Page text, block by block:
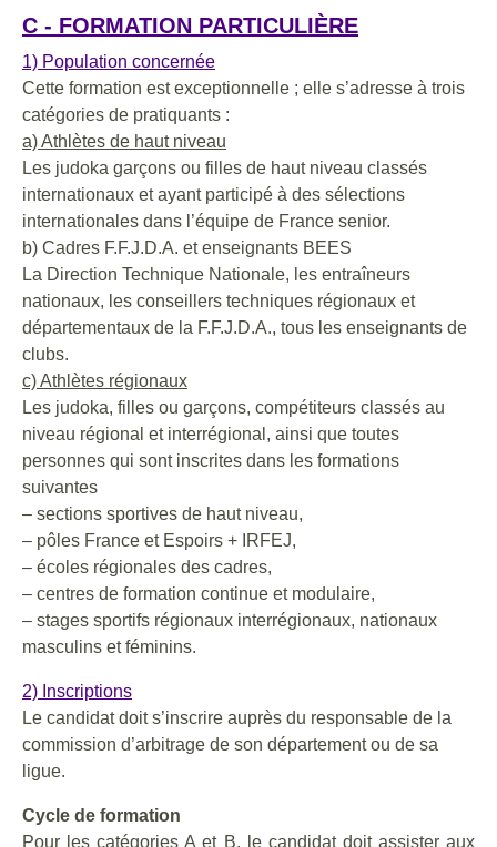
C - FORMATION PARTICULIÈRE
1) Population concernée
Cette formation est exceptionnelle ; elle s’adresse à trois
catégories de pratiquants :
a) Athlètes de haut niveau
Les judoka garçons ou filles de haut niveau classés
internationaux et ayant participé à des sélections
internationales dans l’équipe de France senior.
b) Cadres F.F.J.D.A. et enseignants BEES
La Direction Technique Nationale, les entraîneurs
nationaux, les conseillers techniques régionaux et
départementaux de la F.F.J.D.A., tous les enseignants de
clubs.
c) Athlètes régionaux
Les judoka, filles ou garçons, compétiteurs classés au
niveau régional et interrégional, ainsi que toutes
personnes qui sont inscrites dans les formations
suivantes
– sections sportives de haut niveau,
– pôles France et Espoirs + IRFEJ,
– écoles régionales des cadres,
– centres de formation continue et modulaire,
– stages sportifs régionaux interrégionaux, nationaux
masculins et féminins.
2) Inscriptions
Le candidat doit s’inscrire auprès du responsable de la
commission d’arbitrage de son département ou de sa
ligue.
Cycle de formation
Pour les catégories A et B, le candidat doit assister aux